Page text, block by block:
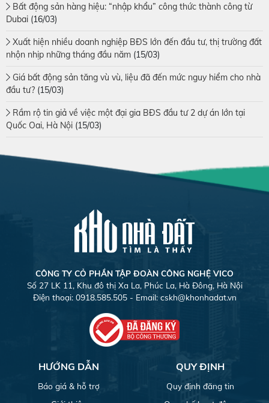
Bất động sản hàng hiệu: “nhập khẩu” công thức thành công từ
Dubai (16/03)
Xuất hiện nhiều doanh nghiệp BĐS lớn đến đầu tư, thị trường đất
nhộn nhịp những tháng đầu năm (15/03)
Giá bất động sản tăng vù vù, liệu đã đến mức nguy hiểm cho nhà
đầu tư? (15/03)
Rầm rộ tin giả về việc một đại gia BĐS đầu tư 2 dự án lớn tại
Quốc Oai, Hà Nội (15/03)
CÔNG TY CỎ PHẦN TẬP ĐOÀN CÔNG NGHỆ VICO
Số 27 LK 11, Khu đô thị Xa La, Phúc La, Hà Đông, Hà Nội
Điện thoại: 0918.585.505 - Email: cskh@khonhadat.vn
HƯỚNG DẪN
Báo giá & hỗ trợ
QUY ĐỊNH
Quy định đăng tin